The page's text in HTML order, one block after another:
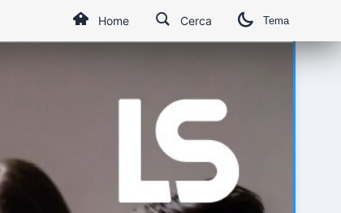
Home Cerca Tema